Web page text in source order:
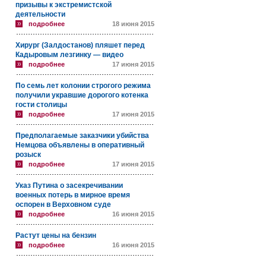
призывы к экстремистской
деятельности
подробнее 18 июня 2015
Хирург (Залдостанов) пляшет перед
Кадыровым лезгинку — видео
подробнее 17 июня 2015
По семь лет колонии строгого режима
получили укравшие дорогого котенка
гости столицы
подробнее 17 июня 2015
Предполагаемые заказчики убийства
Немцова объявлены в оперативный
розыск
подробнее 17 июня 2015
Указ Путина о засекречивании
военных потерь в мирное время
оспорен в Верховном суде
подробнее 16 июня 2015
Растут цены на бензин
подробнее 16 июня 2015